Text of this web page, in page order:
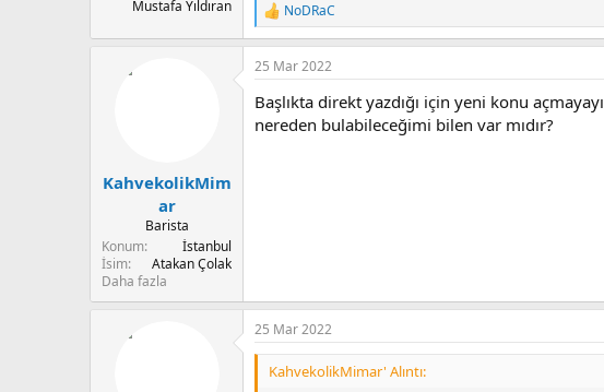
Mustafa Yıldıran
T
e
p
k
l
e
NoDRaC
KahvekolikMim
ar
Barista
Konum
İstanbul
İsim
Atakan Çolak
Daha fazla
25 Mar 2022
Başlıkta direkt yazdığı için yeni konu
nereden bulabileceğimi bilen var mıdır?
25 Mar 2022
KahvekolikMimar' Alıntı: